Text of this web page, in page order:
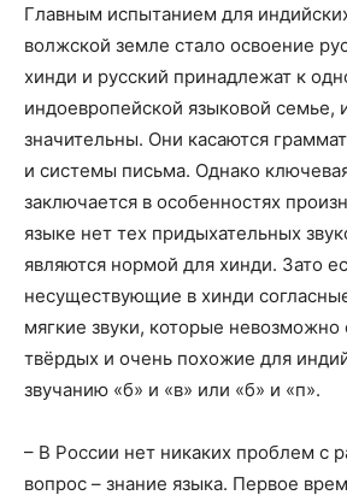
Главным испытанием для
волжской земле стало освоение
хинди и русский принадлежат к
индоевропейской языковой семье,
значительны. Они касаются
и системы письма. Однако
заключается в особенностях
языке нет тех придыхательных
являются нормой для хинди. Зато
несуществующие в хинди
мягкие звуки, которые невозможно
твёрдых и очень похожие для
звучанию «б» и «в» или «б» и «п».
– В России нет никаких проблем с
вопрос – знание языка. Первое